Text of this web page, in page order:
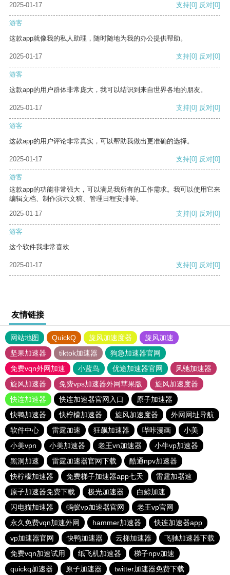
2025-01-17
支持[0] 反对[0]
游客
这款app就像我的私人助理，随时随地为我的办公提供帮助。
2025-01-17 支持[0] 反对[0]
游客
这款app的用户群体非常庞大，我可以结识到来自世界各地的朋友。
2025-01-17 支持[0] 反对[0]
游客
这款app的用户评论非常真实，可以帮助我做出更准确的选择。
2025-01-17 支持[0] 反对[0]
游客
这款app的功能非常强大，可以满足我所有的工作需求。我可以使用它来
编辑文档、制作演示文稿、管理日程安排等。
2025-01-17
支持[0] 反对[0]
游客
这个软件我非常喜欢
2025-01-17 支持[0] 反对[0]
友情链接
网站地图 QuickQ 旋风加速度器
旋风加速
坚果加速器
tiktok加速器
狗急加速器官网
免费vqn外网加速
小蓝鸟 优途加速器官网
风驰加速器
旋风加速器
免费vps加速器外网苹果版
旋风加速度器
快连加速器
快连加速器官网入口
原子加速器
快鸭加速器
快柠檬加速器 旋风加速度器
外网网址导航
软件中心
雷霆加速 狂飙加速器 哔咔漫画
小美
小美vpn
小美加速器 老王vn加速器
小牛vp加速器
黑洞加速
雷霆加速器官网下载
酷通npv加速器
快柠檬加速器
免费梯子加速器app七天
雷霆加器速
原子加速器免费下载
极光加速器
白鲸加速
闪电猫加速器
蚂蚁vp加速器官网
老王vp官网
永久免费vqn加速外网
hammer加速器
快连加速器app
vp加速器官网
快鸭加速器 云梯加速器
飞驰加速器下载
免费vqn加速试用
纸飞机加速器
梯子npv加速
quickq加速器
原子加速器 twitter加速器免费下载